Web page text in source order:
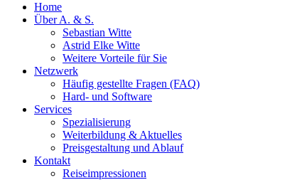
Home
Über A. & S.
Sebastian Witte
Astrid Elke Witte
Weitere Vorteile für Sie
Netzwerk
Häufig gestellte Fragen (FAQ)
Hard- und Software
Services
Spezialisierung
Weiterbildung & Aktuelles
Preisgestaltung und Ablauf
Kontakt
Reiseimpressionen